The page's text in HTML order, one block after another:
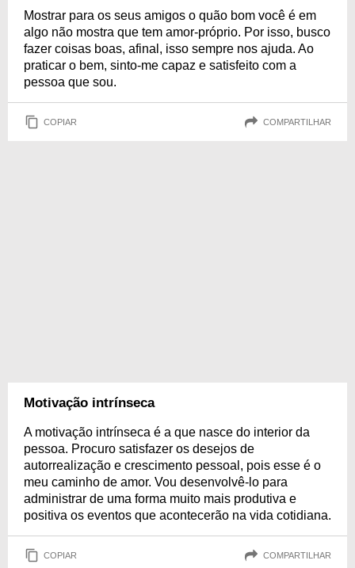
Mostrar para os seus amigos o quão bom você é em
algo não mostra que tem amor-próprio. Por isso, busco
fazer coisas boas, afinal, isso sempre nos ajuda. Ao
praticar o bem, sinto-me capaz e satisfeito com a
pessoa que sou.
COPIAR COMPARTILHAR
Motivação intrínseca
A motivação intrínseca é a que nasce do interior da
pessoa. Procuro satisfazer os desejos de
autorrealização e crescimento pessoal, pois esse é o
meu caminho de amor. Vou desenvolvê-lo para
administrar de uma forma muito mais produtiva e
positiva os eventos que acontecerão na vida cotidiana.
COPIAR COMPARTILHAR